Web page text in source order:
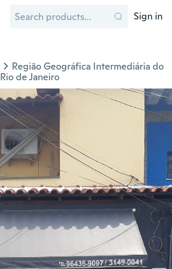
Sign in
Região Geográfica Intermediária do
Rio de Janeiro